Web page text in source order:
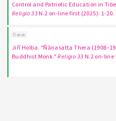
Control and Patriotic Education in
Religio 33 N.2 on-line first (2025): 1-20.
Článek
Jiří Holba. "Ñāṇasatta Thera
Buddhist Monk."Religio 33 N.2 on-line